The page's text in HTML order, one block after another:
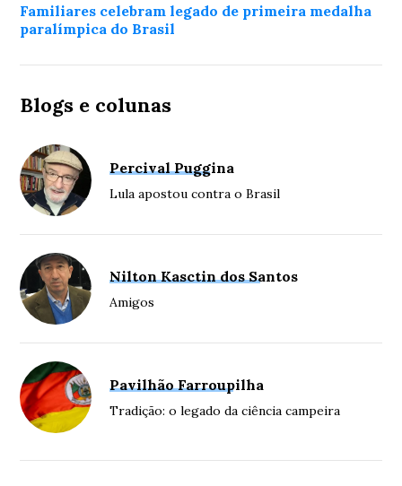
Familiares celebram legado de primeira medalha
paralímpica do Brasil
Blogs e colunas
Percival Puggina
Lula apostou contra o Brasil
Nilton Kasctin dos Santos
Amigos
Pavilhão Farroupilha
Tradição: o legado da ciência campeira